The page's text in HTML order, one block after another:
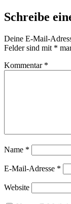
Schreibe
Deine E-Mail-
Felder sind mit *
Kommentar *
Name *
E-Mail-Adresse *
Website